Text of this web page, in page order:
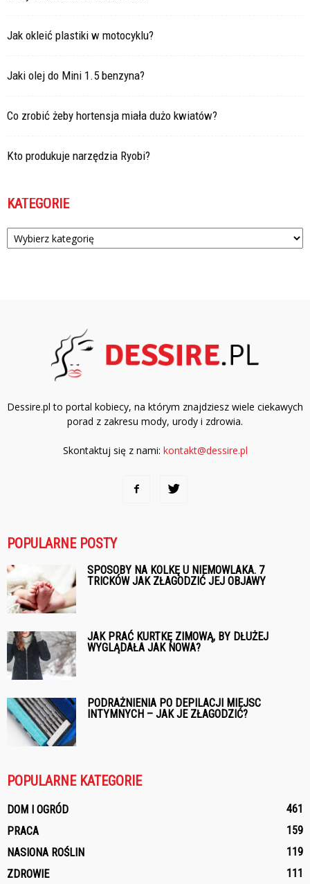
Jak okleić plastiki w motocyklu?
Jaki olej do Mini 1.5 benzyna?
Co zrobić żeby hortensja miała dużo kwiatów?
Kto produkuje narzędzia Ryobi?
KATEGORIE
Kategorie
Dessire.pl to portal kobiecy, na którym znajdziesz wiele ciekawych
porad z zakresu mody, urody i zdrowia.
Skontaktuj się z nami: kontakt@dessire.pl
POPULARNE POSTY
SPOSOBY NA KOLKĘ U NIEMOWLAKA. 7
TRICKÓW JAK ZŁAGODZIĆ JEJ OBJAWY
JAK PRAĆ KURTKĘ ZIMOWĄ, BY DŁUŻEJ
WYGLĄDAŁA JAK NOWA?
PODRAŻNIENIA PO DEPILACJI MIEJSC
INTYMNYCH – JAK JE ZŁAGODZIĆ?
POPULARNE KATEGORIE
DOM I OGRÓD
461
PRACA
159
NASIONA ROŚLIN
119
ZDROWIE
111